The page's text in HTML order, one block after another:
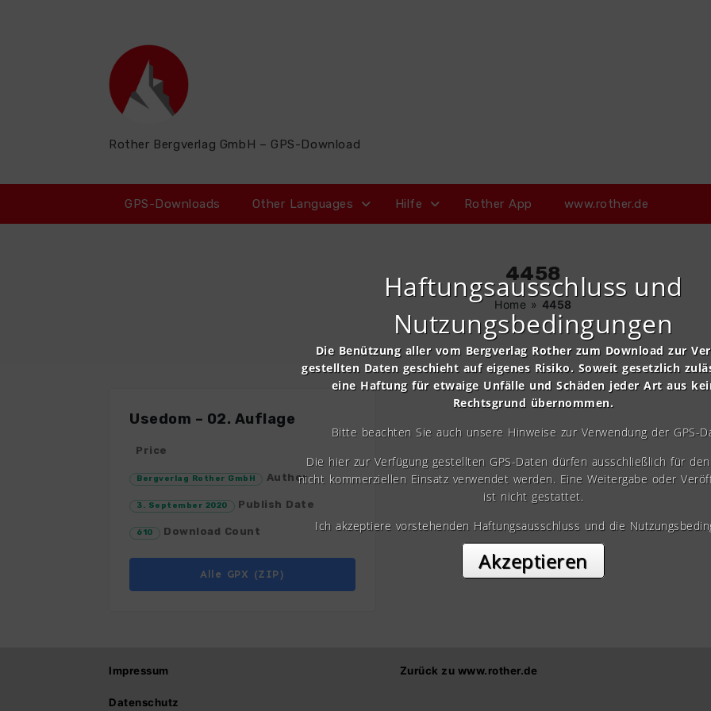
Rother Bergverlag GmbH – GPS-Download
GPS-Downloads Other Languages Hilfe Rother App www.rother.de
4458
Home » 4458
Usedom – 02. Auflage
Price
Bergverlag Rother GmbH Author
3. September 2020 Publish Date
610 Download Count
Alle GPX (ZIP)
Impressum
Datenschutz
Zurück zu www.rother.de
Haftungsausschluss und
Nutzungsbedingungen
Die Benützung aller vom Bergverlag Rother zum Download zur
gestellten Daten geschieht auf eigenes Risiko. Soweit gesetzlich
eine Haftung für etwaige Unfälle und Schäden jeder Art aus
Rechtsgrund übernommen.
Bitte beachten Sie auch unsere Hinweise zur Verwendung der GPS-
Die hier zur Verfügung gestellten GPS-Daten dürfen ausschließlich für
nicht kommerziellen Einsatz verwendet werden. Eine Weitergabe oder
ist nicht gestattet.
Ich akzeptiere vorstehenden Haftungsausschluss und die
Akzeptieren